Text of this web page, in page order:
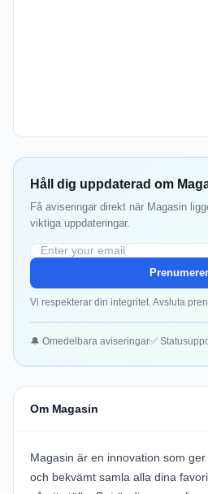
Håll dig uppdaterad om
Få aviseringar direkt när Magasin
viktiga uppdateringar.
Vi respekterar din integritet. Avsluta
🔔 Omedelbara aviseringar✅
Om Magasin
Magasin är en innovation som
och bekvämt samla alla dina